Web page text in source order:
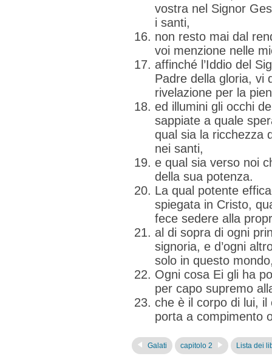
vostra nel Signor
i santi,
non resto mai dal
voi menzione nelle
affinché l’Iddio del
Padre della gloria, vi
rivelazione per la
ed illumini gli occhi
sappiate a quale
qual sia la ricchezza
nei santi,
e qual sia verso noi
della sua potenza.
La qual potente
spiegata in Cristo,
fece sedere alla
al di sopra di ogni
signoria, e d’ogni
solo in questo
Ogni cosa Ei gli ha
per capo supremo
che è il corpo di lui,
porta a compimento
Galati capitolo 2 Lista dei